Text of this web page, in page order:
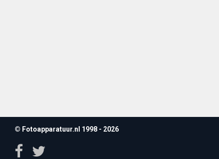
© Fotoapparatuur.nl 1998 - 2026